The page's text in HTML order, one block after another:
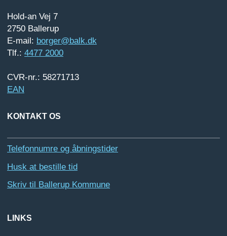
Hold-an Vej 7
2750 Ballerup
E-mail: borger@balk.dk
Tlf.: 4477 2000
CVR-nr.: 58271713
EAN
KONTAKT OS
Telefonnumre og åbningstider
Husk at bestille tid
Skriv til Ballerup Kommune
LINKS